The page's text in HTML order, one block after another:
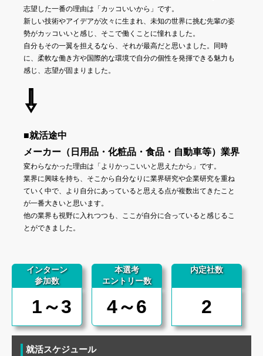
志望した一番の理由は「カッコいいから」です。
新しい技術やアイデアが次々に生まれ、未知の世界に挑む先輩の姿
勢がカッコいいと感じ、そこで働くことに憧れました。
自分もその一翼を担えるなら、それが最高だと思いました。同時
に、柔軟な働き方や国際的な環境で自分の個性を発揮できる魅力も
感じ、志望が固まりました。
⇩
■就活途中
メーカー（日用品・化粧品・食品・自動車等）業界
変わらなかった理由は「よりかっこいいと思えたから」です。
業界に興味を持ち、そこから自分なりに業界研究や企業研究を重ね
ていく中で、より自分にあっていると思える点が複数出てきたこと
が一番大きいと思います。
他の業界も視野に入れつつも、ここが自分に合っていると感じるこ
とができました。
インターン
参加数
1～3
本選考
エントリー数
4～6
内定社数
2
就活スケジュール